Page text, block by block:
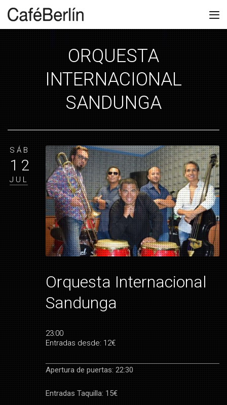
ORQUESTA
INTERNACIONAL
SANDUNGA
SÁB
12
JUL
Orquesta Internacional
Sandunga
23:00
Entradas desde: 12€
Apertura de puertas: 22:30
Entradas Taquilla: 15€